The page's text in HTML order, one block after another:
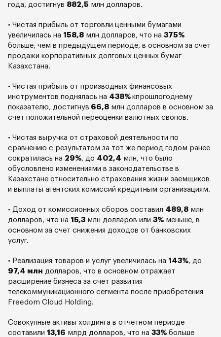
года, достигнув 882,5 млн долларов.
• Чистая прибыль от торговли ценными бумагами
увеличилась на 158,8 млн долларов, что на 375%
больше, чем в предыдущем периоде, в основном за счет
продажи корпоративных долговых ценных бумаг
Казахстана.
• Чистая прибыль от производных финансовых
инструментов поднялась на 438% кпрошлогоднему
показателю, достигнув 66,8 млн долларов в основном за
счет положительной переоценки валютных свопов.
• Чистая выручка от страховой деятельности по
сравнению с результатом за тот же период годом ранее
сократилась на 29%, до 402,4 млн, что было
обусловлено изменениями в законодательстве в
Казахстане относительно страхования жизни заемщиков
и выплаты агентских комиссий кредитным организациям.
• Доход от комиссионных сборов составил 489,8 млн
долларов, что на 15,3 млн долларов или 3% меньше, в
основном за счет снижения доходов от банковских
услуг.
• Реализация товаров и услуг увеличилась на 143%, до
97,4 млн долларов, что в основном отражает
расширение бизнеса за счет развития
телекоммуникационного сегмента после приобретения
Freedom Cloud Holding.
Совокупные активы холдинга в отчетном периоде
составили 13,16 млрд долларов, что на 33% больше